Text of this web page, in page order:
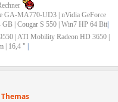
GA-MA770-UD3 | nVidia GeForce
| Cougar S 550 | Win7 HP 64 Bit|
| ATI Mobility Radeon HD 3650 |
| 16,4 " |